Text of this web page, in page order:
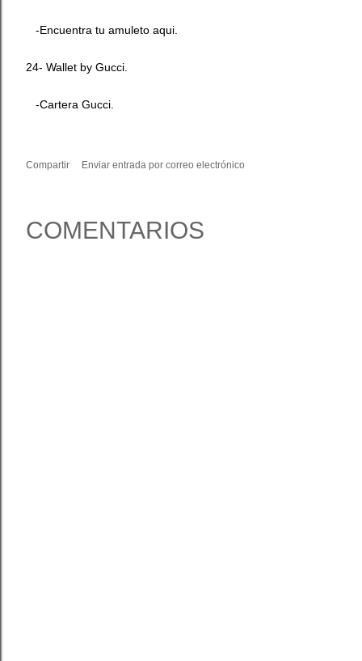
-Encuentra tu amuleto aqui
24- Wallet by Gucci
-Cartera Gucci.
Compartir Enviar entrada por correo electrónico
COMENTARIOS